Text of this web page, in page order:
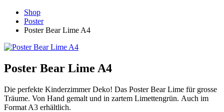
Shop
Poster
Poster Bear Lime A4
Poster Bear Lime A4
Die perfekte Kinderzimmer Deko! Das Poster Bear Lime für grosse
Träume. Von Hand gemalt und in zartem Limettengrün. Auch im
Format A3 erhältlich.